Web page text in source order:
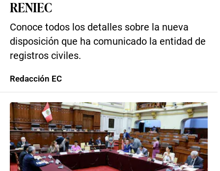
RENIEC
Conoce todos los detalles sobre la nueva
disposición que ha comunicado la entidad de
registros civiles.
Redacción EC